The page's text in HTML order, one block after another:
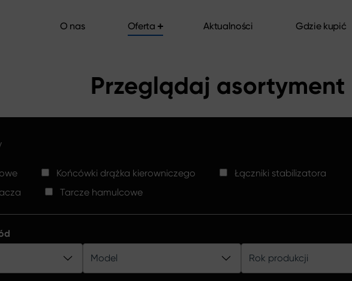
O nas
Oferta
Aktualności
Gdzie kupić
Przeglądaj asortyment
Końcówki drążka kierowniczego
Łączniki stabilizatora
Tarcze hamulcowe
Model Rok produkcji